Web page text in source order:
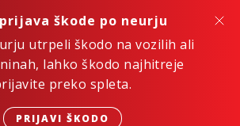
škode po neurju
utrpeli škodo na vozilih ali
lahko škodo najhitreje
preko spleta.
PRIJAVI ŠKODO